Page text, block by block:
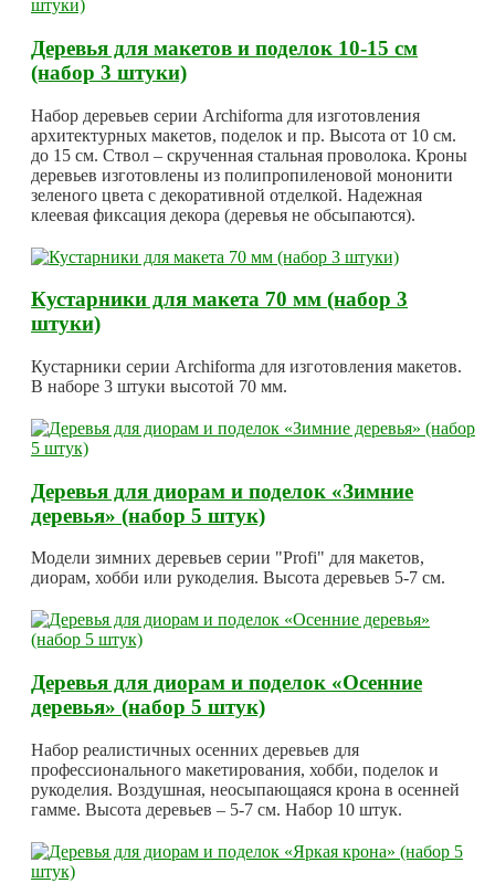
Деревья для макетов и поделок 10-15 см
(набор 3 штуки)
Набор деревьев серии Archiforma для изготовления
архитектурных макетов, поделок и пр. Высота от 10 см.
до 15 см. Ствол – скрученная стальная проволока. Кроны
деревьев изготовлены из полипропиленовой мононити
зеленого цвета с декоративной отделкой. Надежная
клеевая фиксация декора (деревья не обсыпаются).
Кустарники для макета 70 мм (набор 3
штуки)
Кустарники серии Archiforma для изготовления макетов.
В наборе 3 штуки высотой 70 мм.
Деревья для диорам и поделок «Зимние
деревья» (набор 5 штук)
Модели зимних деревьев серии "Profi" для макетов,
диорам, хобби или рукоделия. Высота деревьев 5-7 см.
Деревья для диорам и поделок «Осенние
деревья» (набор 5 штук)
Набор реалистичных осенних деревьев для
профессионального макетирования, хобби, поделок и
рукоделия. Воздушная, неосыпающаяся крона в осенней
гамме. Высота деревьев – 5-7 см. Набор 10 штук.